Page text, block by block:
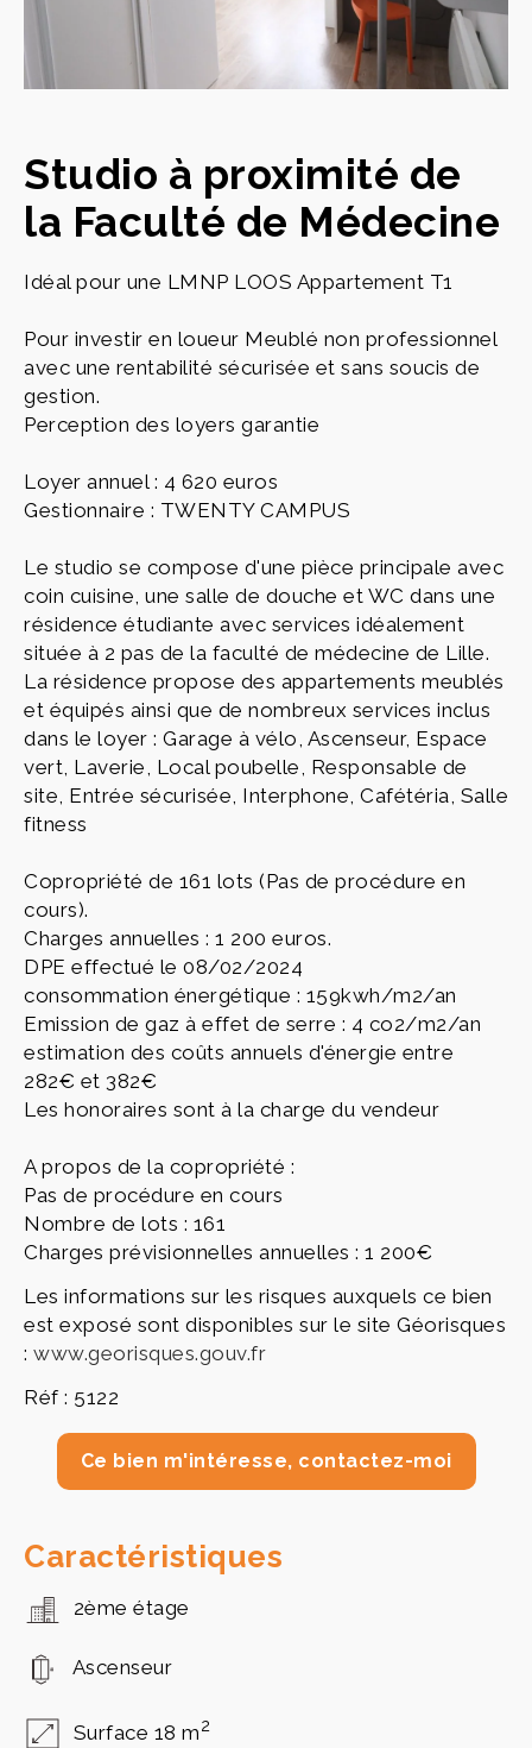
Studio à proximité de
la Faculté de Médecine
Idéal pour une LMNP LOOS Appartement T1
Pour investir en loueur Meublé non professionnel
avec une rentabilité sécurisée et sans soucis de
gestion.
Perception des loyers garantie
Loyer annuel : 4 620 euros
Gestionnaire : TWENTY CAMPUS
Le studio se compose d'une pièce principale avec
coin cuisine, une salle de douche et WC dans une
résidence étudiante avec services idéalement
située à 2 pas de la faculté de médecine de Lille.
La résidence propose des appartements meublés
et équipés ainsi que de nombreux services inclus
dans le loyer : Garage à vélo, Ascenseur, Espace
vert, Laverie, Local poubelle, Responsable de
site, Entrée sécurisée, Interphone, Cafétéria, Salle
fitness
Copropriété de 161 lots (Pas de procédure en
cours).
Charges annuelles : 1 200 euros.
DPE effectué le 08/02/2024
consommation énergétique : 159kwh/m2/an
Emission de gaz à effet de serre : 4 co2/m2/an
estimation des coûts annuels d'énergie entre
282€ et 382€
Les honoraires sont à la charge du vendeur
A propos de la copropriété :
Pas de procédure en cours
Nombre de lots : 161
Charges prévisionnelles annuelles : 1 200€
Les informations sur les risques auxquels ce bien
est exposé sont disponibles sur le site Géorisques
: www.georisques.gouv.fr
Réf : 5122
Ce bien m'intéresse, contactez-moi
Caractéristiques
2ème étage
Ascenseur
Surface 18 m2